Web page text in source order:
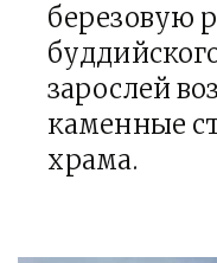
березовую
зарослей
каменные
храма.